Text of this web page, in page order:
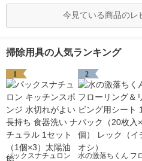
今見ている商品のレ
掃除用具の人気ランキング
1
パックスナチュロン
2
水の激落ちくん フ